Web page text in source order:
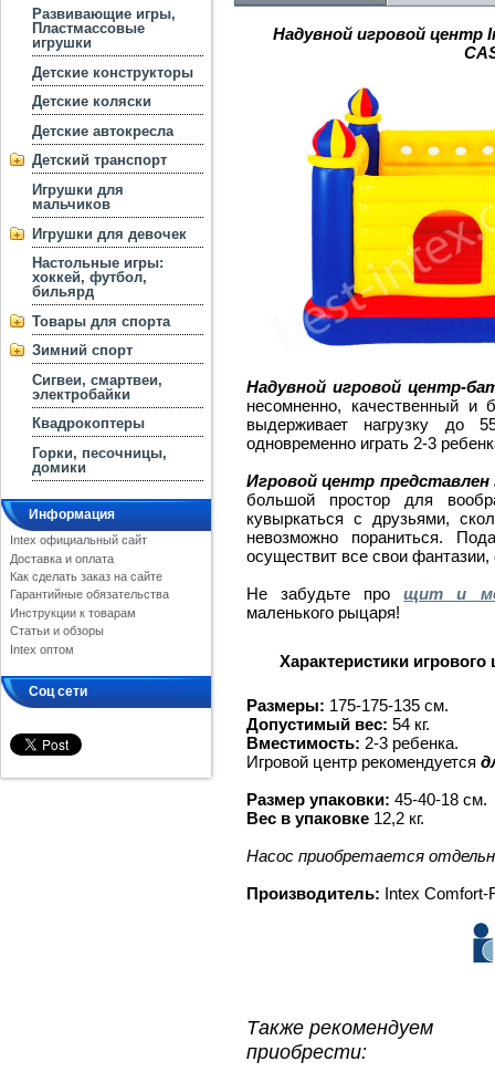
Развивающие игры,
Пластмассовые
игрушки
Детские конструкторы
Детские коляски
Детские автокресла
Детский транспорт
Игрушки для
мальчиков
Игрушки для девочек
Настольные игры:
хоккей, футбол,
бильярд
Товары для спорта
Зимний спорт
Сигвеи, смартвеи,
электробайки
Квадрокоптеры
Горки, песочницы,
домики
Информация
Intex официальный сайт
Доставка и оплата
Как сделать заказ на сайте
Гарантийные обязательства
Инструкции к товарам
Статьи и обзоры
Intex оптом
Соц сети
Надувной игровой центр
Надувной игровой центр-
несомненно, качественный
выдерживает нагрузку до
одновременно играть 2-3
Игровой центр представлен
большой простор для
кувыркаться с друзьями,
невозможно пораниться.
осуществит все свои
Не забудьте прощит и
маленького рыцаря!
Характеристики игрового
Размеры: 175-175-135 см.
Допустимый вес: 54 кг.
Вместимость: 2-3 ребенка.
Игровой центр рекомендуется
Размер упаковки: 45-40-18 см.
Вес в упаковке 12,2 кг.
Насос приобретается
Производитель: Intex Comfort-
Также рекомендуем
приобрести: